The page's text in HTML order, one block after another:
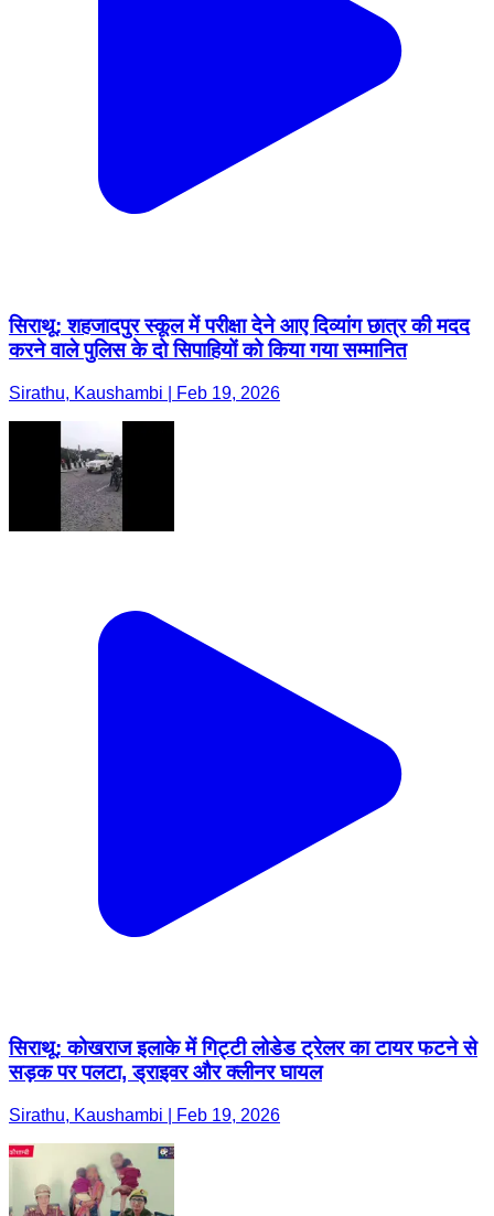
सिराथू: शहजादपुर स्कूल में परीक्षा देने आए दिव्यांग छात्र की मदद
करने वाले पुलिस के दो सिपाहियों को किया गया सम्मानित
Sirathu, Kaushambi | Feb 19, 2026
सिराथू: कोखराज इलाके में गिट्टी लोडेड ट्रेलर का टायर फटने से
सड़क पर पलटा, ड्राइवर और क्लीनर घायल
Sirathu, Kaushambi | Feb 19, 2026